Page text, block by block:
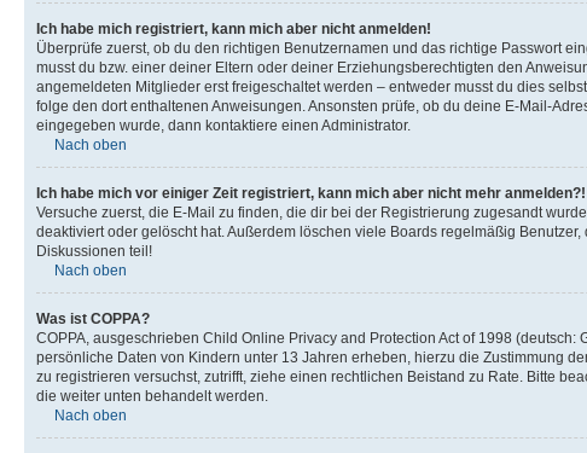
Ich habe mich registriert, kann mich aber nicht anmelden!
Überprüfe zuerst, ob du den richtigen Benutzernamen und das richtige Passwort
musst du bzw. einer deiner Eltern oder deiner Erziehungsberechtigten den
angemeldeten Mitglieder erst freigeschaltet werden – entweder musst du dies
folge den dort enthaltenen Anweisungen. Ansonsten prüfe, ob du deine E-Mail-
eingegeben wurde, dann kontaktiere einen Administrator.
Nach oben
Ich habe mich vor einiger Zeit registriert, kann mich aber nicht mehr anmelden?!
Versuche zuerst, die E-Mail zu finden, die dir bei der Registrierung zugesandt
deaktiviert oder gelöscht hat. Außerdem löschen viele Boards regelmäßig
Diskussionen teil!
Nach oben
Was ist COPPA?
COPPA, ausgeschrieben Child Online Privacy and Protection Act of 1998
persönliche Daten von Kindern unter 13 Jahren erheben, hierzu die Zustimmung
zu registrieren versuchst, zutrifft, ziehe einen rechtlichen Beistand zu Rate. Bitte
die weiter unten behandelt werden.
Nach oben